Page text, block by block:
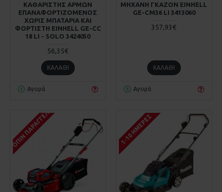
ΚΑΘΑΡΙΣΤΗΣ ΑΡΜΩΝ
ΕΠΑΝΑΦΟΡΤΙΖΟΜΕΝΟΣ
ΧΩΡΙΣ ΜΠΑΤΑΡΙΑ ΚΑΙ
ΦΟΡΤΙΣΤΗ EINHELL GE-CC
18 LI - SOLO 3424050
56,35€
ΚΑΛΆΘΙ
Αγορά
ΜΗΧΑΝΗ ΓΚΑΖΟΝ EINHELL
GE-CM36 LI 3413060
357,93€
ΚΑΛΆΘΙ
Αγορά
ΚΑΤΌΠΙΝ ΠΑΡΑΓΓΕΛΊΑΣ 1-10 ΗΜΈΡΕΣ